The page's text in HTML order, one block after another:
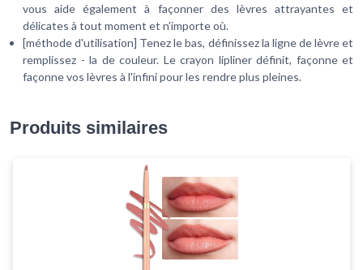
vous aide également à façonner des lèvres attrayantes et
délicates à tout moment et n'importe où.
[méthode d'utilisation] Tenez le bas, définissez la ligne de lèvre et
remplissez - la de couleur. Le crayon lipliner définit, façonne et
façonne vos lèvres à l'infini pour les rendre plus pleines.
Produits similaires